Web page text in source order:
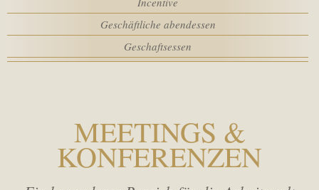
SPA
MEETING
HOTELRICHTLINIEN
Zimmer
Erwach.
Kinder
Geschäftliche abendessen
Geschaftsessen
MEETINGS &
KONFERENZEN